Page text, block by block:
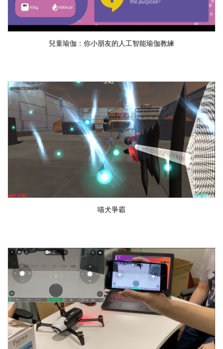
兒童瑜伽：你小朋友的人工智能瑜伽教練
喵犬爭霸